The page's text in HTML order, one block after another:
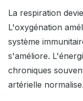
La respiration
L'oxygénation
système
s'améliore.
chroniques
artérielle normalise.